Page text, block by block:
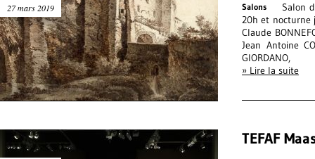
27 mars 2019 Salons
Salon
20h et nocturne
Claude
Jean Antoine
GIORDANO,
» Lire la suite
TEFAF